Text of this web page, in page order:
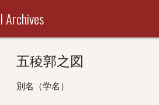
五稜郭之図
別名（学名）